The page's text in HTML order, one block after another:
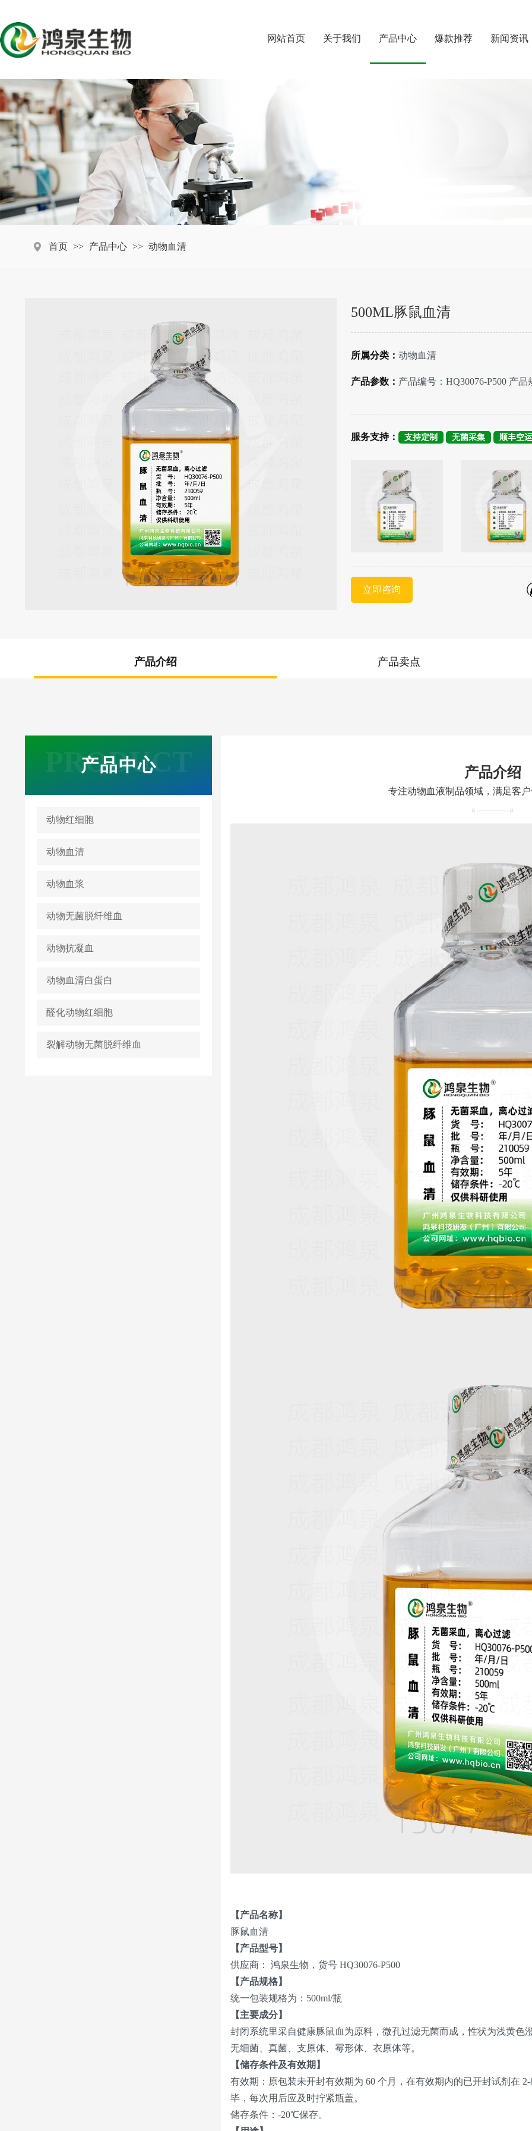
网站首页 关于我们 产品中心 爆款推荐 新闻资讯
首页 >> 产品中心 >> 动物血清
500ML豚鼠血清
所属分类： 动物血清
产品参数： 产品编号：HQ30076-P500 产
服务支持： 支持定制 无菌采集 顺丰空运
立即咨询
产品介绍 产品卖点
产品中心
动物红细胞
动物血清
动物血浆
动物无菌脱纤维血
动物抗凝血
动物血清白蛋白
醛化动物红细胞
裂解动物无菌脱纤维血
产品介绍
专注动物血液制品领域，满足客
【产品名称】
豚鼠血清
【产品型号】
供应商： 鸿泉生物，货号 HQ30076-P500
【产品规格】
统一包装规格为：500ml/瓶
【主要成分】
封闭系统里采自健康豚鼠血为原料，微孔过滤无菌而成，性状为浅黄色
无细菌、真菌、支原体、霉形体、衣原体等。
【储存条件及有效期】
有效期：原包装未开封有效期为 60 个月，在有效期内的已开封试剂在
毕，每次用后应及时拧紧瓶盖。
储存条件：-20℃保存。